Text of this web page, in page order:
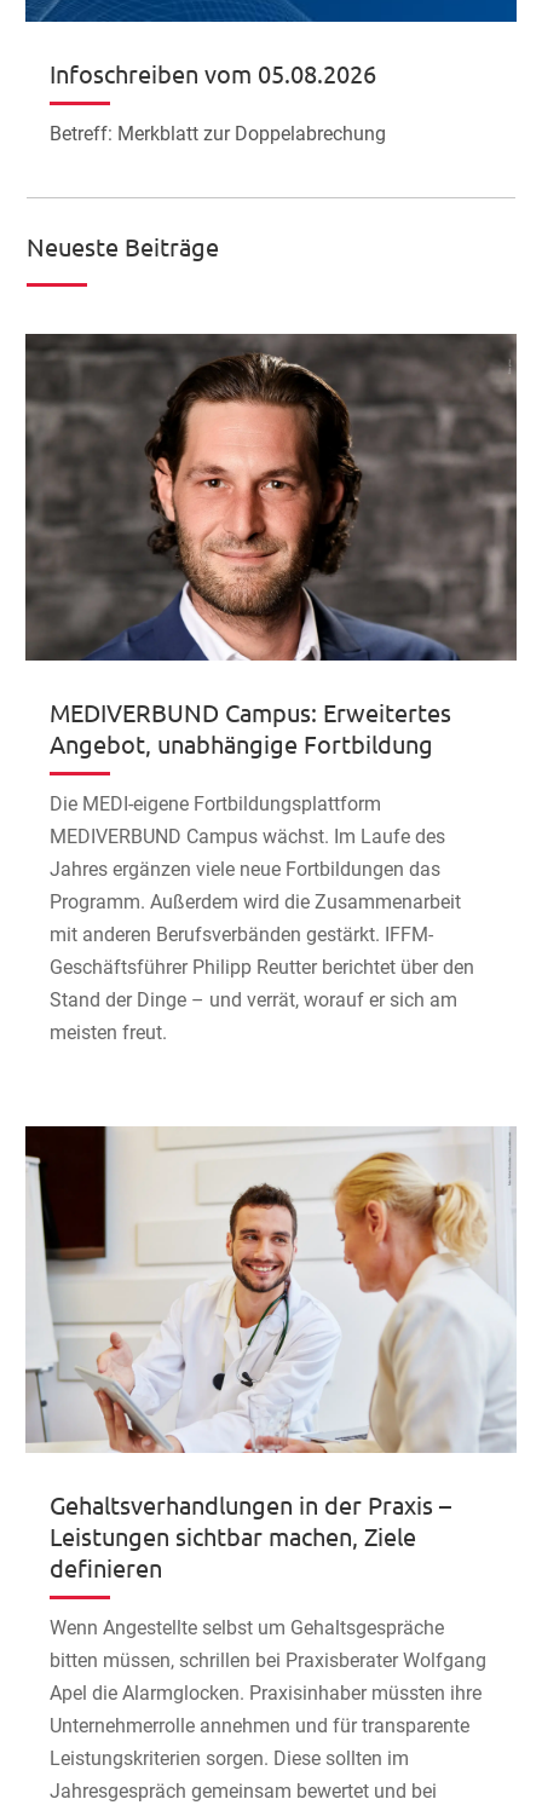
Infoschreiben vom 05.08.2026
Betreff: Merkblatt zur Doppelabrechung
Neueste Beiträge
MEDIVERBUND Campus: Erweitertes
Angebot, unabhängige Fortbildung
Die MEDI-eigene Fortbildungsplattform
MEDIVERBUND Campus wächst. Im Laufe des
Jahres ergänzen viele neue Fortbildungen das
Programm. Außerdem wird die Zusammenarbeit
mit anderen Berufsverbänden gestärkt. IFFM-
Geschäftsführer Philipp Reutter berichtet über den
Stand der Dinge – und verrät, worauf er sich am
meisten freut.
Gehaltsverhandlungen in der Praxis –
Leistungen sichtbar machen, Ziele
definieren
Wenn Angestellte selbst um Gehaltsgespräche
bitten müssen, schrillen bei Praxisberater Wolfgang
Apel die Alarmglocken. Praxisinhaber müssten ihre
Unternehmerrolle annehmen und für transparente
Leistungskriterien sorgen. Diese sollten im
Jahresgespräch gemeinsam bewertet und bei